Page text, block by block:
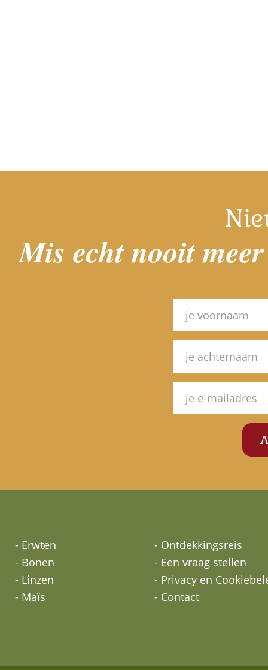
Mis echt nooit
- Erwten
- Bonen
- Linzen
- Maïs
- Ontdekkingsreis
- Een vraag stellen
- Privacy en
- Contact